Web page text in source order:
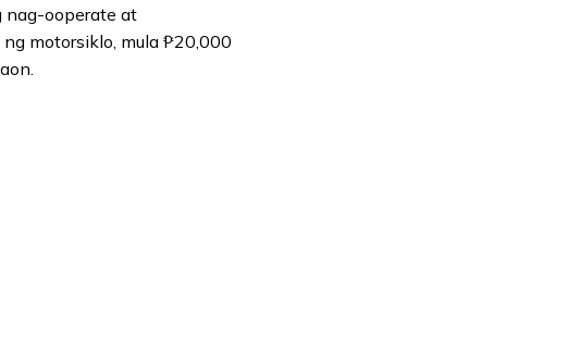
nag-ooperate at
motorsiklo, mula ₱20,000